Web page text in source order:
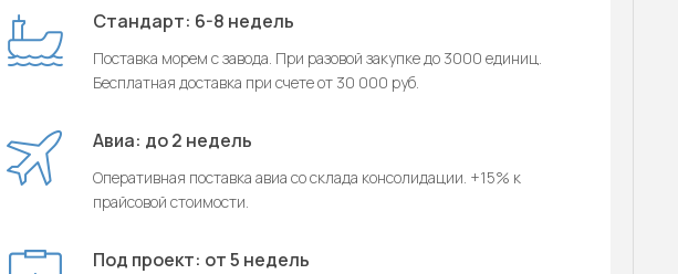
Стандарт: 6-8 недель
Поставка морем с завода. При разовой закупке до 3000 единиц.
Бесплатная доставка при счете от 30 000 руб.
Авиа: до 2 недель
Оперативная поставка авиа со склада консолидации. +15% к
прайсовой стоимости.
Под проект: от 5 недель